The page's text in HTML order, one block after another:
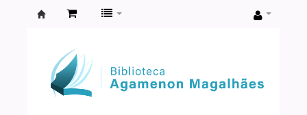
Agamenon
Magalhães